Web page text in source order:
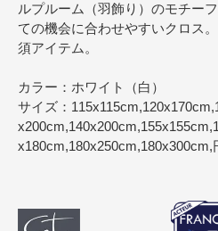
ルプルーム（羽飾り）のモチー
ての機会に合わせやすいクロス
須アイテム。
カラー：ホワイト（白）
サイズ：
x180cm,180x250cm,180x300cm,